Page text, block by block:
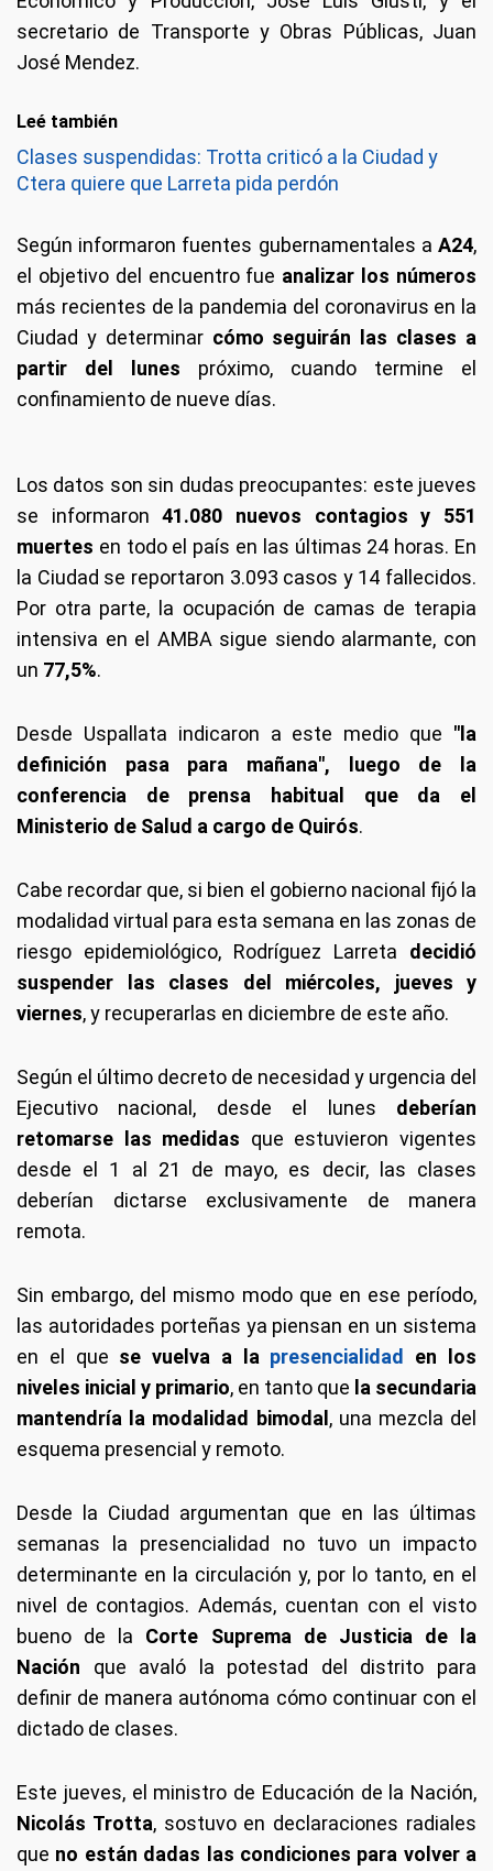
secretario de Transporte y Obras Públicas, Juan
José Mendez.
Leé también
Clases suspendidas: Trotta criticó a la Ciudad y
Ctera quiere que Larreta pida perdón
Según informaron fuentes gubernamentales a A24,
el objetivo del encuentro fue analizar los números
más recientes de la pandemia del coronavirus en la
Ciudad y determinar cómo seguirán las clases a
partir del lunes próximo, cuando termine el
confinamiento de nueve días.
Los datos son sin dudas preocupantes: este jueves
se informaron41.080 nuevos contagios y 551
muertes en todo el país en las últimas 24 horas. En
la Ciudad se reportaron 3.093 casos y 14 fallecidos.
Por otra parte, la ocupación de camas de terapia
intensiva en el AMBA sigue siendo alarmante, con
un 77,5%.
Desde Uspallata indicaron a este medio que "la
definición pasa para mañana", luego de la
conferencia de prensa habitual que da el
Ministerio de Salud a cargo de Quirós.
Cabe recordar que, si bien el gobierno nacional fijó la
modalidad virtual para esta semana en las zonas de
riesgo epidemiológico, Rodríguez Larreta decidió
suspender las clases del miércoles, jueves y
viernes, y recuperarlas en diciembre de este año.
Según el último decreto de necesidad y urgencia del
Ejecutivo nacional, desde el lunes deberían
retomarse las medidas que estuvieron vigentes
desde el 1 al 21 de mayo, es decir, las clases
deberían dictarse exclusivamente de manera
remota.
Sin embargo, del mismo modo que en ese período,
las autoridades porteñas ya piensan en un sistema
en el que se vuelva a la presencialidad
en los
niveles inicial y primario, en tanto que la secundaria
mantendría la modalidad bimodal , una mezcla del
esquema presencial y remoto.
Desde la Ciudad argumentan que en las últimas
semanas la presencialidad no tuvo un impacto
determinante en la circulación y, por lo tanto, en el
nivel de contagios. Además, cuentan con el visto
bueno de la Corte Suprema de Justicia de la
Nación que avaló la potestad del distrito para
definir de manera autónoma cómo continuar con el
dictado de clases.
Este jueves, el ministro de Educación de la Nación,
Nicolás Trotta, sostuvo en declaraciones radiales
que no están dadas las condiciones para volver a